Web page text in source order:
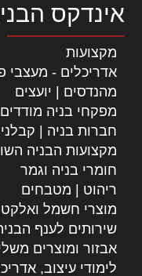
אינדקס
מקצועות
אדריכלים - מעצבי
מהנדסים | יועצים
מפקחי בניה מודדים
חברות בניה | קבלני
מקצועות הבניה
חומרי בניה וגמר
ריהוט | מטבחים
מוצרי חשמל
שירותים לענף
אבזור ומוצרים
לימודי עיצוב,